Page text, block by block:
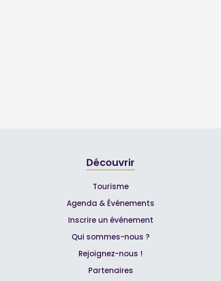
Découvrir
Tourisme
Agenda & Événements
Inscrire un événement
Qui sommes-nous ?
Rejoignez-nous !
Partenaires